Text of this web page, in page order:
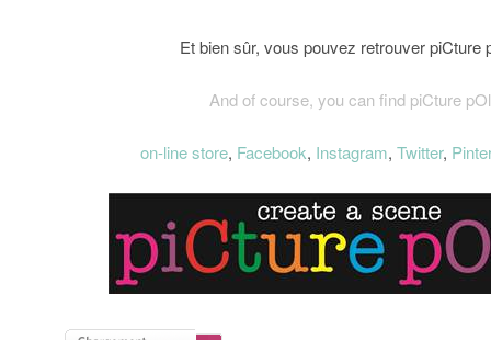
Et bien sûr, vous pouvez retrouver piCture
And of course, you can find piCture
on-line store, Facebook, Instagram, Twitter,